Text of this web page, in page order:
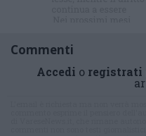
Commenti
Accedi o registrati